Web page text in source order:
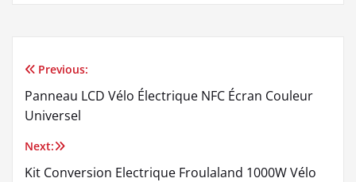
Navigation
de
l’article
Previous:
Panneau LCD Vélo Électrique NFC Écran Couleur
Universel
Next:
Kit Conversion Electrique Froulaland 1000W Vélo